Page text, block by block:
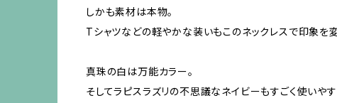
しかも素材は本物。
Tシャツなどの軽やかな装いもこのネックレスで印象を変
真珠の白は万能カラー。
そしてラピスラズリの不思議なネイビーもすごく使いやす